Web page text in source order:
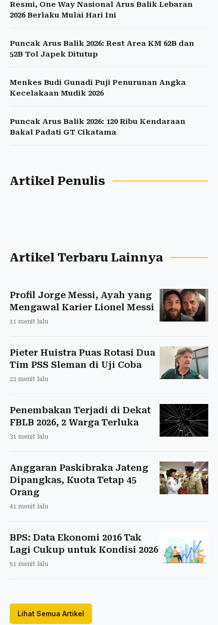
Resmi, One Way Nasional Arus Balik Lebaran
2026 Berlaku Mulai Hari Ini
Puncak Arus Balik 2026: Rest Area KM 62B dan
52B Tol Japek Ditutup
Menkes Budi Gunadi Puji Penurunan Angka
Kecelakaan Mudik 2026
Puncak Arus Balik 2026: 120 Ribu Kendaraan
Bakal Padati GT Cikatama
Artikel Penulis
Artikel Terbaru Lainnya
Profil Jorge Messi, Ayah yang
Mengawal Karier Lionel Messi
11 menit lalu
Pieter Huistra Puas Rotasi Dua
Tim PSS Sleman di Uji Coba
22 menit lalu
Penembakan Terjadi di Dekat
FBLB 2026, 2 Warga Terluka
31 menit lalu
Anggaran Paskibraka Jateng
Dipangkas, Kuota Tetap 45
Orang
41 menit lalu
BPS: Data Ekonomi 2016 Tak
Lagi Cukup untuk Kondisi 2026
51 menit lalu
Lihat Semua Artikel